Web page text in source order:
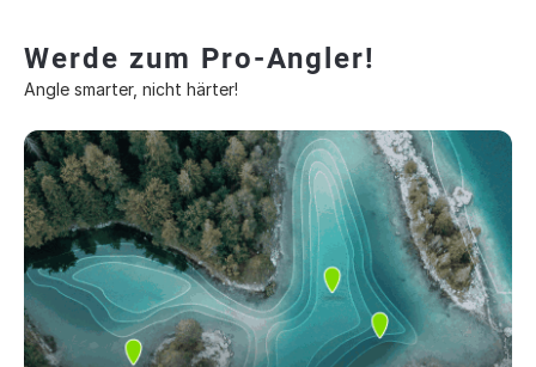
Werde zum Pro-Angler!
Angle smarter, nicht härter!